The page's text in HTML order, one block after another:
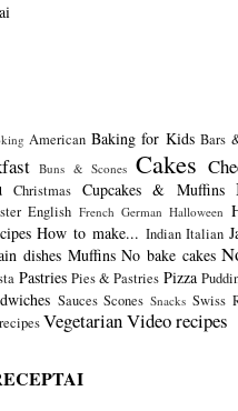
American Baking for Kids Bars
Buns & Scones Cakes
Christmas Cupcakes & Muffins
English French German Halloween
How to make... Indian Italian
dishes Muffins No bake cakes
Pastries Pies & Pastries Pizza
Sauces Scones Snacks Swiss
VegetarianVideo recipes